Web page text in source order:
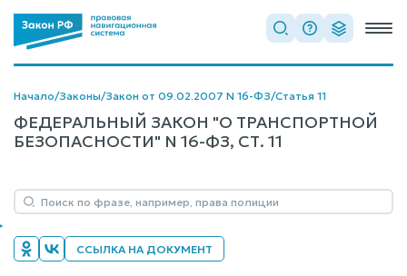
Начало/Законы/Закон от 09.02.2007 N 16-ФЗ/Статья 11
ФЕДЕРАЛЬНЫЙ ЗАКОН "О ТРАНСПОРТНОЙ
БЕЗОПАСНОСТИ" N 16-ФЗ, СТ. 11
ССЫЛКА НА ДОКУМЕНТ